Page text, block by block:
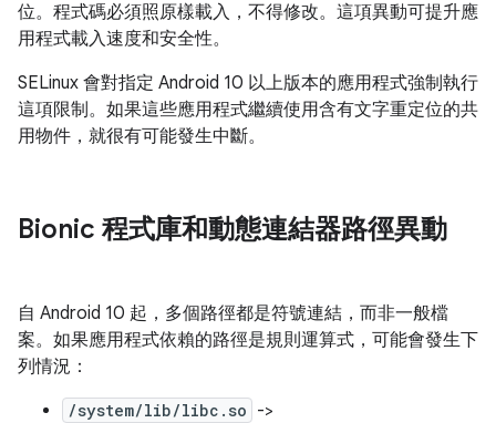
位。程式碼必須照原樣載入，不得修改。這項異動可提升應
用程式載入速度和安全性。
SELinux 會對指定 Android 10 以上版本的應用程式強制執行
這項限制。如果這些應用程式繼續使用含有文字重定位的共
用物件，就很有可能發生中斷。
Bionic 程式庫和動態連結器路徑異動
自 Android 10 起，多個路徑都是符號連結，而非一般檔
案。如果應用程式依賴的路徑是規則運算式，可能會發生下
列情況：
/system/lib/libc.so ->